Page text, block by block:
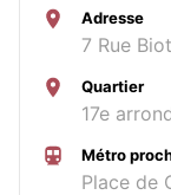
Adresse
7 Rue
Quartier
17e
Métro
Place de